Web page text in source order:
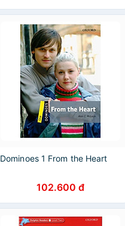
Dominoes 1 From the Heart
102.600 đ